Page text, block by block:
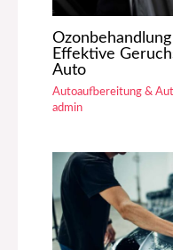
Effektive
Auto
Autoaufbereitung &
admin